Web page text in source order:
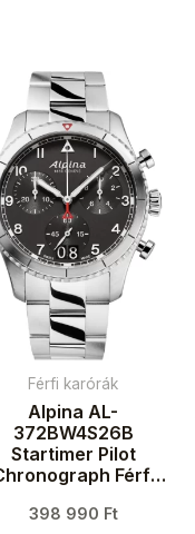
Férfi karórák
Alpina AL-
372BW4S26B
Startimer Pilot
Férfi
398 990 Ft